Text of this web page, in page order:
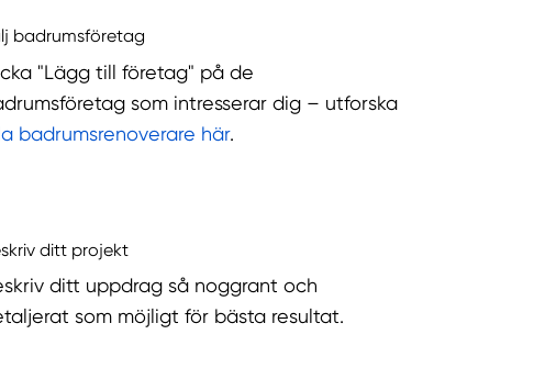
badrumsföretag
"Lägg till företag" på de
som intresserar dig – utforska
badrumsrenoverare här.
ditt projekt
ditt uppdrag så noggrant och
som möjligt för bästa resultat.